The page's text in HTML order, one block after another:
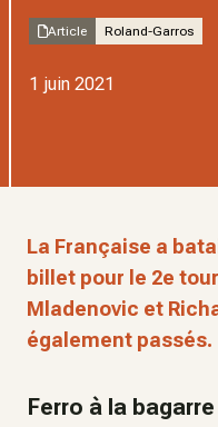
Article Roland-Garros
1 juin 2021
La Française a
billet pour le 2e
Mladenovic et
également passés.
Ferro à la bagarre